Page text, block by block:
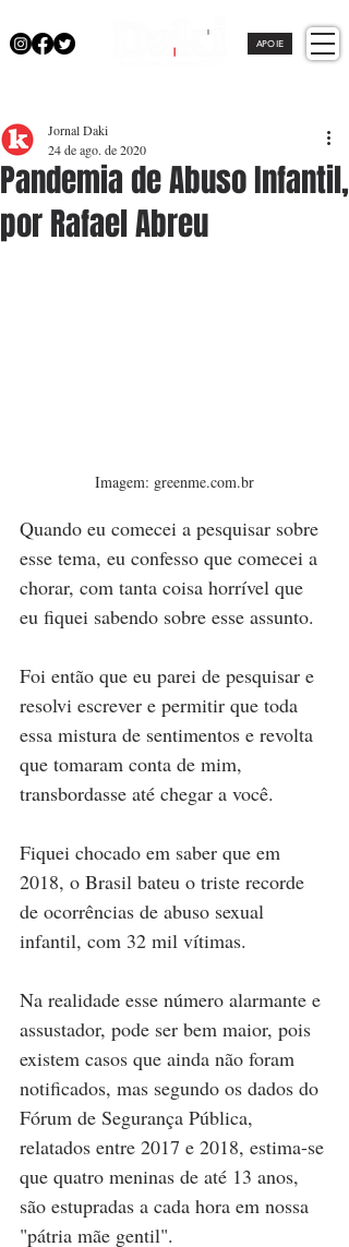
APOIE
Pandemia de Abuso Infantil,
por Rafael Abreu
Jornal Daki
24 de ago. de 2020
Imagem: greenme.com.br
Quando eu comecei a pesquisar sobre
esse tema, eu confesso que comecei a
chorar, com tanta coisa horrível que
eu fiquei sabendo sobre esse assunto.
Foi então que eu parei de pesquisar e
resolvi escrever e permitir que toda
essa mistura de sentimentos e revolta
que tomaram conta de mim,
transbordasse até chegar a você.
Fiquei chocado em saber que em
2018, o Brasil bateu o triste recorde
de ocorrências de abuso sexual
infantil, com 32 mil vítimas.
Na realidade esse número alarmante e
assustador, pode ser bem maior, pois
existem casos que ainda não foram
notificados, mas segundo os dados do
Fórum de Segurança Pública,
relatados entre 2017 e 2018, estima-se
que quatro meninas de até 13 anos,
são estupradas a cada hora em nossa
"pátria mãe gentil".